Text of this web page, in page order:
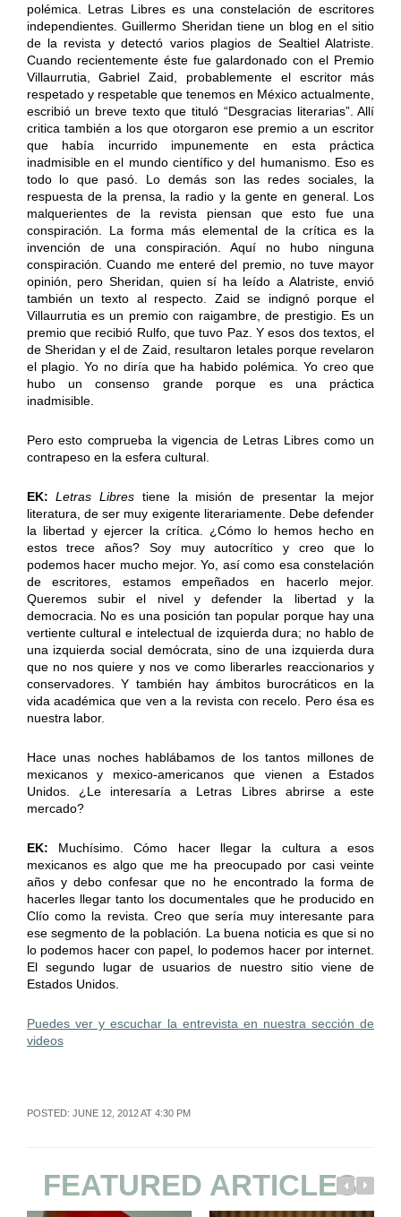
polémica. Letras Libres es una constelación de escritores
independientes. Guillermo Sheridan tiene un blog en el sitio
de la revista y detectó varios plagios de Sealtiel Alatriste.
Cuando recientemente éste fue galardonado con el Premio
Villaurrutia, Gabriel Zaid, probablemente el escritor más
respetado y respetable que tenemos en México actualmente,
escribió un breve texto que tituló “Desgracias literarias”. Allí
critica también a los que otorgaron ese premio a un escritor
que había incurrido impunemente en esta práctica
inadmisible en el mundo científico y del humanismo. Eso es
todo lo que pasó. Lo demás son las redes sociales, la
respuesta de la prensa, la radio y la gente en general. Los
malquerientes de la revista piensan que esto fue una
conspiración. La forma más elemental de la crítica es la
invención de una conspiración. Aquí no hubo ninguna
conspiración. Cuando me enteré del premio, no tuve mayor
opinión, pero Sheridan, quien sí ha leído a Alatriste, envió
también un texto al respecto. Zaid se indignó porque el
Villaurrutia es un premio con raigambre, de prestigio. Es un
premio que recibió Rulfo, que tuvo Paz. Y esos dos textos, el
de Sheridan y el de Zaid, resultaron letales porque revelaron
el plagio. Yo no diría que ha habido polémica. Yo creo que
hubo un consenso grande porque es una práctica
inadmisible.
Pero esto comprueba la vigencia de Letras Libres como un
contrapeso en la esfera cultural.
EK: Letras Libres tiene la misión de presentar la mejor
literatura, de ser muy exigente literariamente. Debe defender
la libertad y ejercer la crítica. ¿Cómo lo hemos hecho en
estos trece años? Soy muy autocrítico y creo que lo
podemos hacer mucho mejor. Yo, así como esa constelación
de escritores, estamos empeñados en hacerlo mejor.
Queremos subir el nivel y defender la libertad y la
democracia. No es una posición tan popular porque hay una
vertiente cultural e intelectual de izquierda dura; no hablo de
una izquierda social demócrata, sino de una izquierda dura
que no nos quiere y nos ve como liberarles reaccionarios y
conservadores. Y también hay ámbitos burocráticos en la
vida académica que ven a la revista con recelo. Pero ésa es
nuestra labor.
Hace unas noches hablábamos de los tantos millones de
mexicanos y mexico-americanos que vienen a Estados
Unidos. ¿Le interesaría a Letras Libres abrirse a este
mercado?
EK: Muchísimo. Cómo hacer llegar la cultura a esos
mexicanos es algo que me ha preocupado por casi veinte
años y debo confesar que no he encontrado la forma de
hacerles llegar tanto los documentales que he producido en
Clío como la revista. Creo que sería muy interesante para
ese segmento de la población. La buena noticia es que si no
lo podemos hacer con papel, lo podemos hacer por internet.
El segundo lugar de usuarios de nuestro sitio viene de
Estados Unidos.
Puedes ver y escuchar la entrevista en nuestra sección de
videos
POSTED: JUNE 12, 2012 AT 4:30 PM
FEATURED ARTICLES